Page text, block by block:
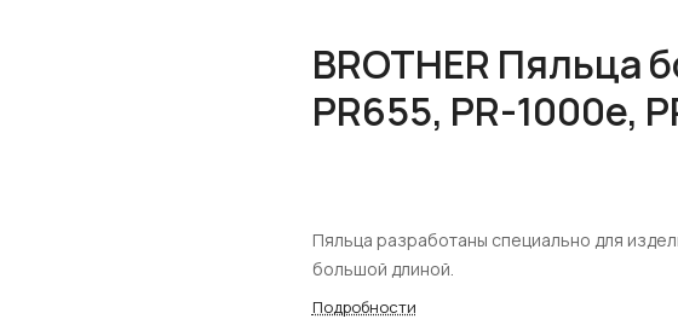
BROTHER Пяльца
PR655, PR-1000e,
Пяльца разработаны специально для
большой длиной.
Подробности